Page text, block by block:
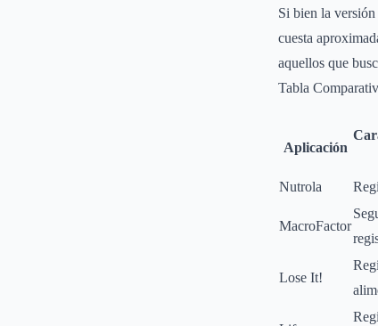
Si bien la
cuesta
aquellos que
Tabla
Aplicación
Nutrola
MacroFactor
Lose It!